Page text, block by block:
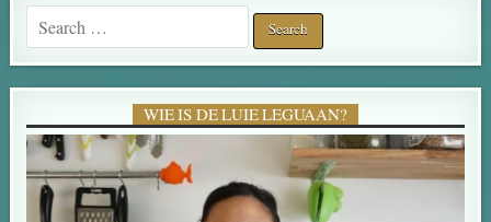
Search for:
WIE IS DE LUIE LEGUAAN?